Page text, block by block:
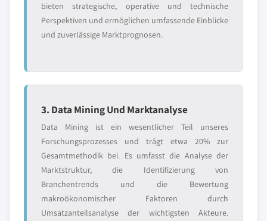
bieten strategische, operative und technische
Perspektiven und ermöglichen umfassende Einblicke
und zuverlässige Marktprognosen.
3. Data Mining Und Marktanalyse
Data Mining ist ein wesentlicher Teil unseres
Forschungsprozesses und trägt etwa 20% zur
Gesamtmethodik bei. Es umfasst die Analyse der
Marktstruktur, die Identifizierung von
Branchentrends und die Bewertung
makroökonomischer Faktoren durch
Umsatzanteilsanalyse der wichtigsten Akteure.